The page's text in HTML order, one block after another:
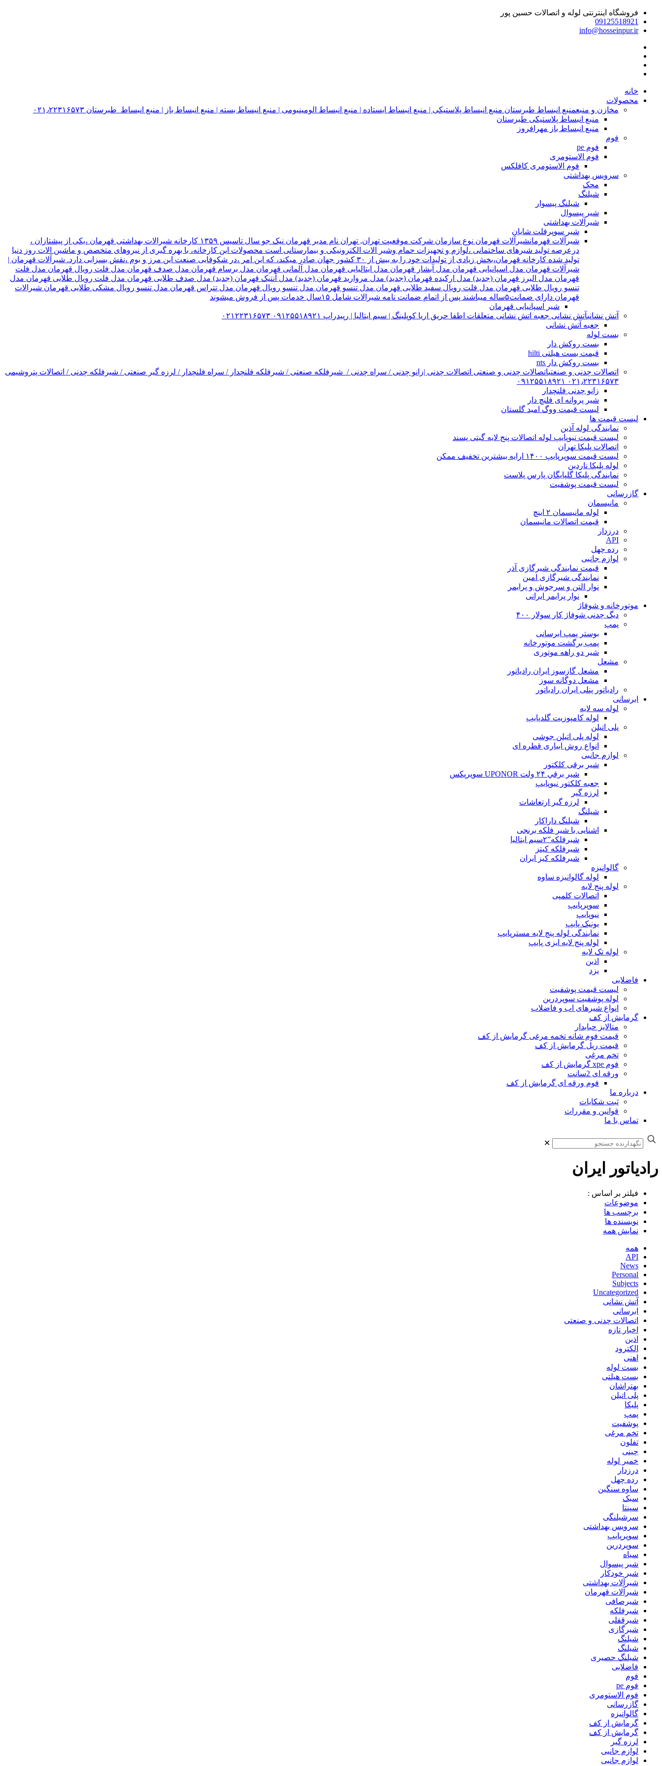
فروشگاه اینترنتی لوله و اتصالات حسین پور
09125518921
info@hosseinpur.ir
خانه
محصولات
مخازن و منبعمنبع انبساط طبرستان منبع انبساط پلاستیکی | منبع انبساط ایستاده | منبع انبساط الومینیومی | منبع انبساط بسته | منبع انبساط باز | منبع انبساط طبرستان ۰۲۱٫۲۲۳۱۶۵۷۳
منبع انبساط پلاستیکی طبرستان
منبع انبساط باز مهرافروز
فوم
فوم pe
فوم الاستومری
فوم الاستومری کافلکس
سرویس بهداشتی
محک
شیلنگ
شیلنگ پیسوار
شیر پیسوال
شیرآلات بهداشتی
شیر سوپرفلت شایان
شیرآلات قهرمان
شیرآلات قهرمان نوع سازمان شرکت موقعیت تهران, تهران نام مدیر قهرمان نیک جو سال تاسیس ۱۳۵۹ کارخانه شیرالات بهداشتی قهرمان ،یکی از پیشتازان ،
درعرصه تولید شیرهای ساختمانی ،لوازم و تجهیزات حمام وشیر الات الکترونیکی و بیمارستانی است محصولات این کارخانه، با بهره گیری از نیروهای متخصص و ماشین الات روز دنیا
تولید شده کارخانه قهرمان،بخش زیادی از تولیدات خود را به بیش از ۳۰ کشور جهان صادر میکند، که این امر ،در شکوفایی صنعت این مرز و بوم ،نقش بسزایی دارد. شیرآلات قهرمان |
شیرآلات قهرمان مدل اسپانیایی قهرمان مدل آبشار قهرمان مدل ایتالیایی قهرمان مدل آلمانی قهرمان مدل برسام قهرمان مدل صدف قهرمان مدل فلت رویال قهرمان مدل فلت
قهرمان مدل البرز قهرمان (جدید) مدل ارکیده قهرمان (جدید) مدل مروارید قهرمان (جدید) مدل آنتیک قهرمان (جدید) مدل صدف طلایی قهرمان مدل فلت رویال طلایی قهرمان مدل
تنسو رویال طلایی قهرمان مدل فلت رویال سفید طلایی قهرمان مدل تنسو قهرمان مدل تنسو رویال قهرمان مدل تتراس قهرمان مدل تنسو رویال مشکی طلایی قهرمان شیرالات
قهرمان دارای ضمانت۵ساله میباشند پس از اتمام ضمانت نامه شیرالات شامل ۱۵سال خدمات پس از فروش میشوند
شیر اسپانیایی قهرمان
آتش نشانیآتش نشانی جعبه اتش نشانی متعلقات اطفا حریق اریا کوپلینگ | سیم ایتالیا | رپیدراپ ۰۹۱۲۵۵۱۸۹۲۱ ۰۲۱۲۲۳۱۶۵۷۳
جعبه آتش نشانی
بست لوله
بست روکش دار
قیمت بست هیلتی hilti
بست روکش دار nts
اتصالات چدنی و صنعتیاتصالات چدنی و صنعتی اتصالات چدنی |زانو چدنی / سراه چدنی / شیرفلکه صنعتی / شیرفلکه فلنچدار / سراه فلنچدار / لرزه گیر صنعتی / شیرفلکه چدنی / اتصالات پتروشیمی
۰۲۱٫۲۲۳۱۶۵۷۳ ۰۹۱۲۵۵۱۸۹۲۱
زانو چدنی فلنچدار
شیر پروانه ای فلنچ دار
لیست قیمت ووگ امید گلستان
لیست قیمت ها
نمایندگی لوله آذین
لیست قیمت نیوپایپ لوله اتصالات پنج لایه گیتی پسند
اتصالات پلیکا تهران
لیست قیمت سوپرپایپ ۱۴۰۰ ارایه بیشترین تخفیف ممکن
لوله پلیکا ناردین
نمایندگی پلیکا گلپایگان پارس پلاست
لیست قیمت پوشفیت
گازرسانی
مانیسمان
لوله مانیسمان ۲ اینچ
قیمت اتصالات مانیسمان
درزدار
API
رده چهل
لوازم جانبی
قیمت نمایندگی شیرگازی آذر
نمایندگی شیرگازی امین
نوار التن و سرجوش و پرایمر
نوار پرایمر ایرانی
موتورخانه و شوفاژ
دیگ چدنی شوفاژ کار سولار ۴۰۰
پمپ
بوستر پمپ ابرسانی
پمپ برگشت موتورخانه
شیر دو راهه موتوری
مشعل
مشعل گازسوز ایران رادیاتور
مشعل دوگانه سوز
رادیاتور پنلی ایران رادیاتور
ابرسانی
لوله سه لایه
لوله کامپوزیت گلدپایپ
پلی اتیلن
لوله پلی اتیلن جوشی
انواع روش ابیاری قطره ای
لوازم جانبی
شیر برقی کلکتور
شير برقي ۲۴ ولت UPONOR سوپرپکس
جعبه کلکتور نیوپایپ
لرزه گیر
لرزه گیر ارتعاشات
شیلنگ
شیلنگ داراکار
اشنایی با شیر فلکه برنجی
شیرفلکه”۲سیم ایتالیا
شیرفلکه کیتز
شیرفلکه کیز ایران
گالوانیزه
لوله گالوانیزه ساوه
لوله پنج لایه
اتصالات کلمپی
سوپرپایپ
نیوپایپ
یونیک پایپ
نمایندگی لوله پنج لایه مسترپایپ
لوله پنج لایه ایزی پایپ
لوله تک لایه
اذین
یزد
فاضلابی
لیست قیمت پوشفیت
لوله پوشفیت سوپردرین
انواع شیرهای اب و فاضلاب
گرمایش از کف
متالایز حبابدار
قیمت فوم شانه تخمه مرغی گرمایش از کف
قیمت ریل گرمایش از کف
تخم مرغی
فوم xpe گرمایش از کف
ورقه ای 2سانت
فوم ورقه ای گرمایش از کف
درباره ما
ثبت شکایات
قوانین و مقررات
تماس با ما
✕
رادیاتور ایران
فیلتر بر اساس :
موضوعات
برچسب ها
نویسنده ها
نمایش همه
همه
API
News
Personal
Subjects
Uncategorized
آتش نشانی
ابرسانی
اتصالات چدنی و صنعتی
اخبار تازه
اذین
الکترود
اهنی
بست لوله
بست هیلتی
بهتراشان
پلی اتیلن
پلیکا
پمپ
پوشفیت
تخم مرغی
تفلون
چینی
خمیر لوله
درزدار
رده چهل
ساوه سنگین
سبک
سپنتا
سرشیلنگی
سرویس بهداشتی
سوپرپایپ
سوپردرین
سیاه
شیر پیسوال
شیر خودکار
شیرآلات بهداشتی
شیرآلات قهرمان
شیرصافی
شیرفلکه
شیرقفلی
شیرگازی
شیلنگ
شیلنگ
شیلنگ حصیری
فاضلابی
فوم
فوم pe
فوم الاستومری
گازرسانی
گالوانیزه
گرمایش از کف
گرمایش از کف
لرزه گیر
لوازم جانبی
لوازم جانبی